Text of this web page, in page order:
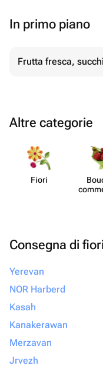
In primo piano
Frutta fresca, succhi
Altre categorie
Fiori
Consegna di
Yerevan
NOR Harberd
Kasah
Kanakerawan
Merzavan
Jrvezh